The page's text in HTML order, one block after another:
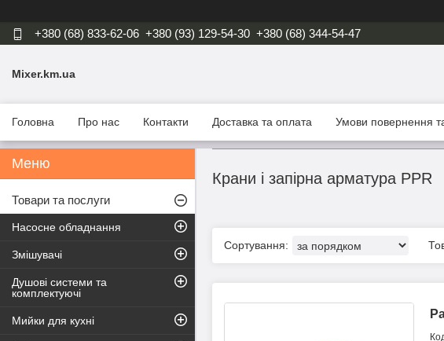
+380 (68) 833-62-06 +380 (93) 129-54-30 +380 (68) 344-54-47
Mixer.km.ua
Головна Про нас Контакти Доставка та оплата Умови повернення
Крани і запірна арматура PPR
Товари та послуги
Насосне обладнання
Змішувачі
Душові системи та
комплектуючі
Мийки для кухні